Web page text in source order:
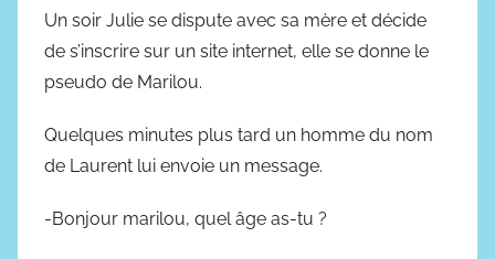
n
o
e
m
b
e
Un soir Julie se dispute avec sa mère et décide
de s’inscrire sur un site internet, elle se donne le
pseudo de Marilou.
Quelques minutes plus tard un homme du nom
de Laurent lui envoie un message.
-Bonjour marilou, quel âge as-tu ?